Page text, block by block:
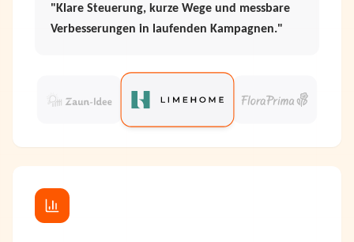
"Transparente Abstimmung und verlässliche
Performance über saisonale Peaks hinweg."